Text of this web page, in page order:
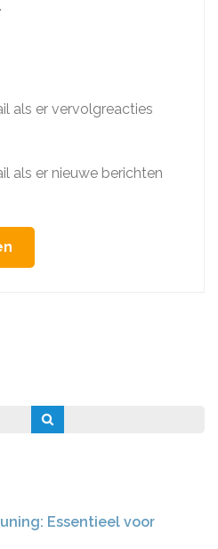
als er vervolgreacties
als er nieuwe berichten
Essentieel voor